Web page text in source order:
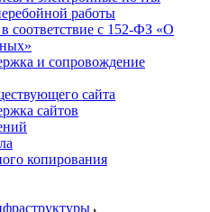
работы
соответствие с 152-ФЗ «О
и сопровождение
сайта
сайтов
копирования